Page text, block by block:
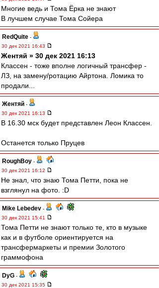
Многие ведь и Тома Ёрка не знают
В лучшем случае Тома Сойера
RedQuite -
30 дек 2021 16:43
Жентяй » 30 дек 2021 16:13
Классен - тоже вполне логичный трансфер -
ЛЗ, на замену/ротацию Айртона. Ломика то
продали...
Жентяй -
30 дек 2021 16:13
В 16.30 мск будет представлен Леон Классен.
Останется только Пруцев
RoughBoy -
30 дек 2021 16:12
Не знал, что знаю Тома Петти, пока не
взглянул на фото. :D
Mike Lebedev -
30 дек 2021 15:41
Тома Петти не знают только те, кто в музыке
как и в футболе ориентируется на
трансфермаркеты и премии Золотого
граммофона
DyG -
30 дек 2021 15:35